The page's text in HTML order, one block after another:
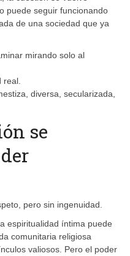
puede seguir funcionando
de una sociedad que ya
mirando solo al
diversa, secularizada,
se
pero sin ingenuidad.
espiritualidad íntima puede
comunitaria religiosa
valiosos. Pero el poder